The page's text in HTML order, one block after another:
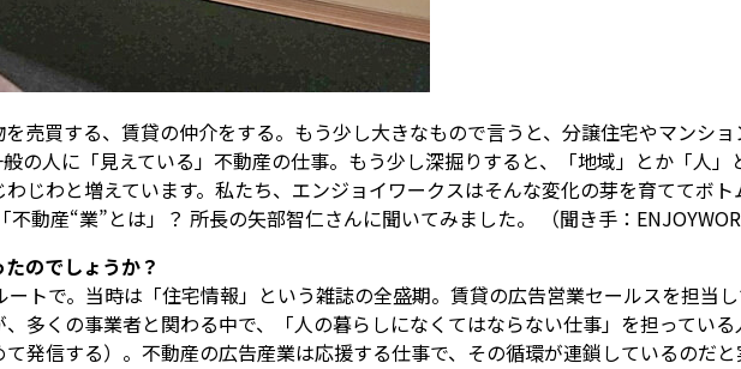
売買する、賃貸の仲介をする。もう少し大きなもので言うと、分譲住宅やマンシ
の人に「見えている」不動産の仕事。もう少し深掘りすると、「地域」とか「人
じわと増えています。私たち、エンジョイワークスはそんな変化の芽を育ててボ
産“業”とは」――？ 所長の矢部智仁さんに聞いてみました。 （聞き手：
のでしょうか？
トで。当時は「住宅情報」という雑誌の全盛期。賃貸の広告営業セールスを担当
多くの事業者と関わる中で、「人の暮らしになくてはならない仕事」を担ってい
発信する）。不動産の広告産業は応援する仕事で、その循環が連鎖しているのだと